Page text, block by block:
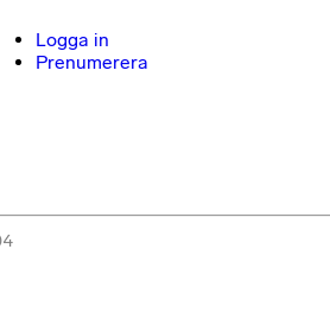
Logga in
Prenumerera